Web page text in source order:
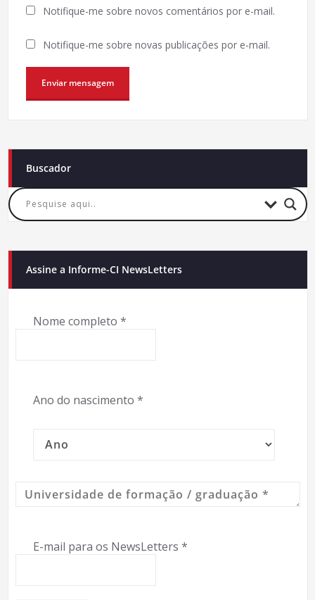
Notifique-me sobre novos comentários por e-mail.
Notifique-me sobre novas publicações por e-mail.
Buscador
Assine a Informe-CI NewsLetters
Nome completo *
Ano do nascimento *
E-mail para os NewsLetters *